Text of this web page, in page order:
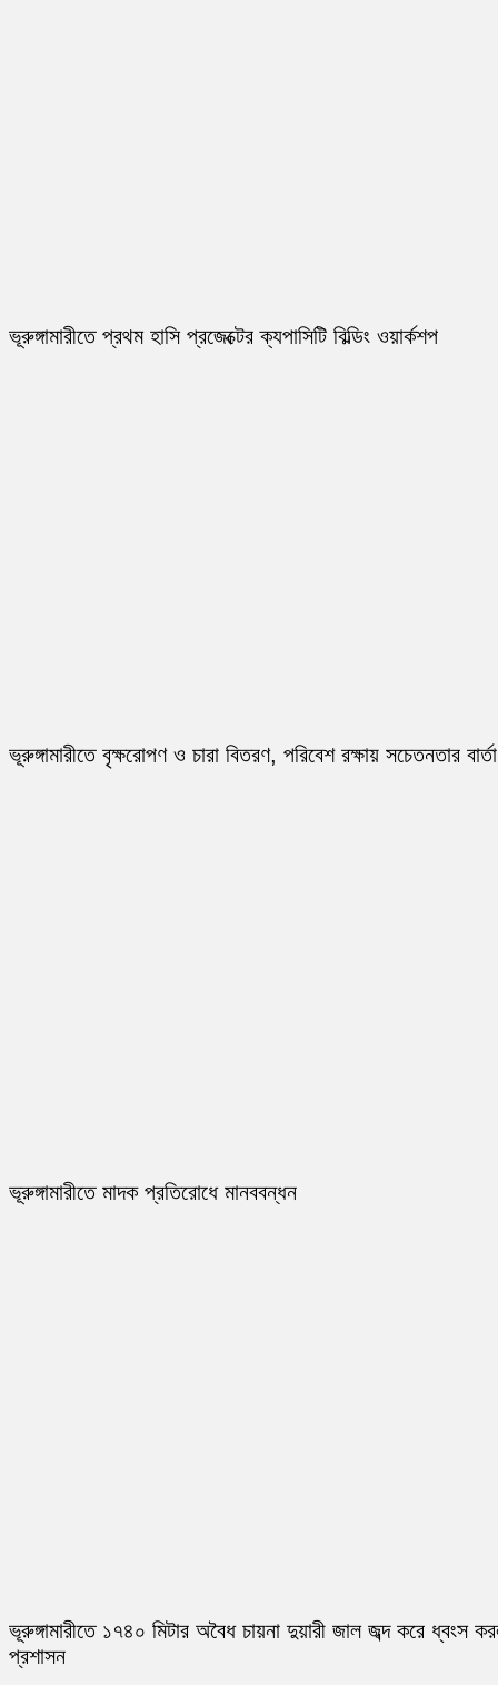
ভূরুঙ্গামারীতে প্রথম হাসি প্রজেক্টের ক্যপাসিটি বিল্ডিং ওয়ার্কশপ
ভূরুঙ্গামারীতে বৃক্ষরোপণ ও চারা বিতরণ, পরিবেশ রক্ষায় সচেতনতার বার্তা
ভূরুঙ্গামারীতে মাদক প্রতিরোধে মানববন্ধন
ভূরুঙ্গামারীতে ১৭৪০ মিটার অবৈধ চায়না দুয়ারী জাল জব্দ করে ধ্বংস
প্রশাসন